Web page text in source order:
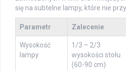
się na subtelne lampy, które nie
Parametr Zalecenie
Wysokość
lampy
1/3 – 2/3
wysokości stołu
(60-90 cm)